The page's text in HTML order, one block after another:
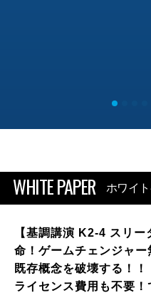
WHITE PAPER ホワイ
【基調講演 K2-4 スリ
命！ゲームチェンジャ
既存概念を破壊する！
ライセンス費用も不要